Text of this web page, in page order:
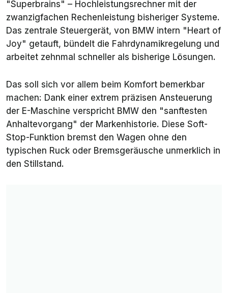
"Superbrains" – Hochleistungsrechner mit der
zwanzigfachen Rechenleistung bisheriger Systeme.
Das zentrale Steuergerät, von BMW intern "Heart of
Joy" getauft, bündelt die Fahrdynamikregelung und
arbeitet zehnmal schneller als bisherige Lösungen.
Das soll sich vor allem beim Komfort bemerkbar
machen: Dank einer extrem präzisen Ansteuerung
der E-Maschine verspricht BMW den "sanftesten
Anhaltevorgang" der Markenhistorie. Diese Soft-
Stop-Funktion bremst den Wagen ohne den
typischen Ruck oder Bremsgeräusche unmerklich in
den Stillstand.